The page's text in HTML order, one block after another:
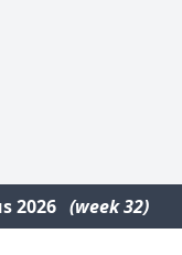
2026 (week 32)